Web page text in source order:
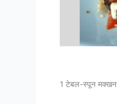
1 टेबल-स्पून मक्खन